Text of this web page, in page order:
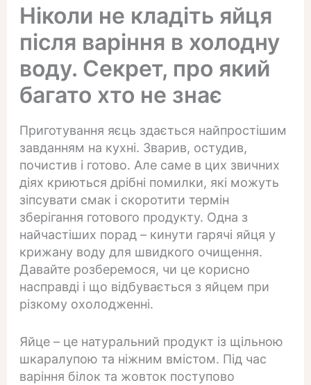
Ніколи не кладіть яйця
після варіння в холодну
воду. Секрет, про який
багато хто не знає
Приготування яєць здається найпростішим
завданням на кухні. Зварив, остудив,
почистив і готово. Але саме в цих звичних
діях криються дрібні помилки, які можуть
зіпсувати смак і скоротити термін
зберігання готового продукту. Одна з
найчастіших порад – кинути гарячі яйця у
крижану воду для швидкого очищення.
Давайте розберемося, чи це корисно
насправді і що відбувається з яйцем при
різкому охолодженні.
Яйце – це натуральний продукт із щільною
шкаралупою та ніжним вмістом. Під час
варіння білок та жовток поступово